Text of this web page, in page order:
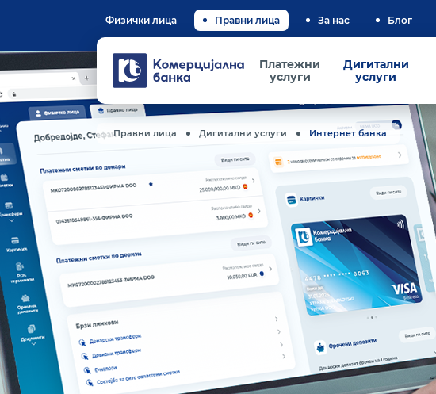
Физички лица Правни лица За нас Блог
Комерцијална
банка
Платежни
услуги
Дигитални
услуги
Правни лица Дигитални услуги Интернет банка